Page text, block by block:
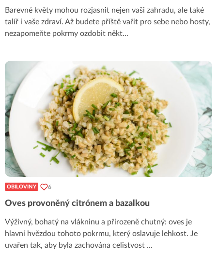
Barevné květy mohou rozjasnit nejen vaši zahradu, ale také
talíř i vaše zdraví. Až budete příště vařit pro sebe nebo hosty,
nezapomeňte pokrmy ozdobit někt...
OBILOVINY 6
Oves provoněný citrónem a bazalkou
Výživný, bohatý na vlákninu a přirozeně chutný: oves je
hlavní hvězdou tohoto pokrmu, který oslavuje lehkost. Je
uvařen tak, aby byla zachována celistvost ...